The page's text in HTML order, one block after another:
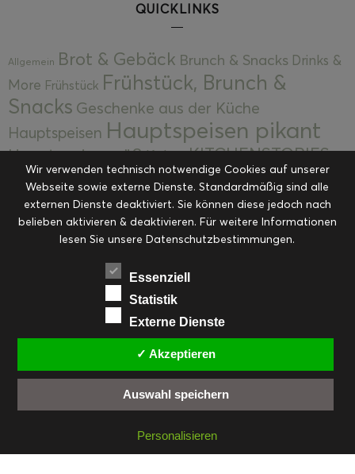
QUICKLINKS
Allgemein Brot & Gebäck Brunch & Snacks Drinks &
More Frühstück Frühstück, Brunch &
Snacks Geschenke aus der Küche
Hauptspeisen Hauptspeisen pikant
Hauptspeisen süßKekseKITCHENSTORIES
Kuchen, Torten & Desserts Kuchen und
Desserts Kulinarik Kulinarische Mitbringsel &
Eingemachtes Ohne Kategorie Ostern Resteküche
RezepteSaisonalSliderStartseite
Suppen, Salate & Vorspeisen
Vorspeisen, Salate & Suppen
Weihnachten Workshops & Events
FACEBOOK PINTEREST
EMAIL
INSTAGRAM
© cookiteasy.at by Simone Kemptner | powered byECKER Digital IT Solutions
Wir verwenden technisch notwendige Cookies auf unserer
Webseite sowie externe Dienste. Standardmäßig sind alle
externen Dienste deaktiviert. Sie können diese jedoch nach
belieben aktivieren & deaktivieren. Für weitere Informationen
lesen Sie unsere Datenschutzbestimmungen.
Essenziell
Statistik
Externe Dienste
✓ Akzeptieren
Auswahl speichern
Personalisieren